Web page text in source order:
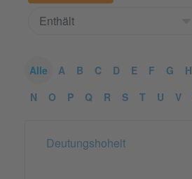
Alle A B C D E F G H
N
O P Q R S T U V
Deutungshoheit